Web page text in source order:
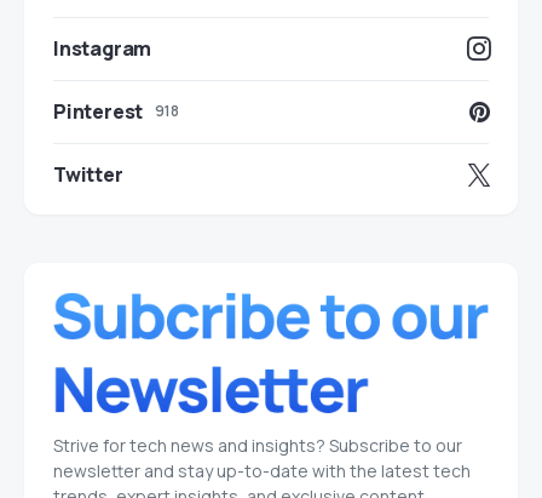
Instagram
Pinterest 918
Twitter
Strive for tech news and insights? Subscribe to our
newsletter and stay up-to-date with the latest tech